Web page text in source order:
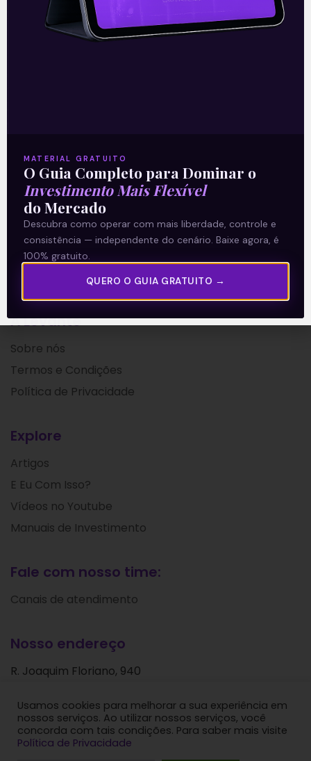
Resultados da Unifique (FIQE3)
do 2T21
Leia mais
16/08/2021
A Levante
Sobre nós
Termos e Condições
Política de Privacidade
Explore
Artigos
E Eu Com Isso?
Vídeos no Youtube
Manuais de Investimento
Fale com nosso time:
Canais de atendimento
Nosso endereço
R. Joaquim Floriano, 940
São Paulo - SP
CEP: 04534-004
Usamos cookies para melhorar a sua experiência em
nossos serviços. Ao utilizar nossos serviços, você
concorda com tais condições. Para saber mais visite
Política de Privacidade
MATERIAL GRATUITO
O Guia Completo para Dominar o
Investimento Mais Flexível
do Mercado
Descubra como operar com mais liberdade, controle e
consistência — independente do cenário. Baixe agora, é
100% gratuito.
QUERO O GUIA GRATUITO →